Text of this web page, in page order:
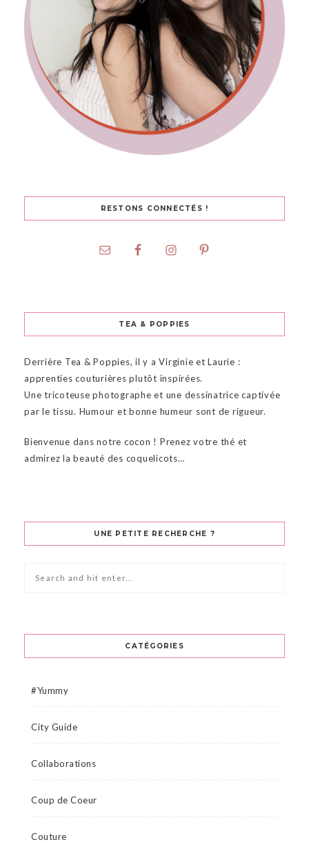
RESTONS CONNECTÉS !
TEA & POPPIES
Derrière Tea & Poppies, il y a Virginie et Laurie :
apprenties couturières plutôt inspirées.
Une tricoteuse photographe et une dessinatrice captivée
par le tissu. Humour et bonne humeur sont de rigueur.
Bienvenue dans notre cocon ! Prenez votre thé et
admirez la beauté des coquelicots…
UNE PETITE RECHERCHE ?
CATÉGORIES
#Yummy
City Guide
Collaborations
Coup de Coeur
Couture